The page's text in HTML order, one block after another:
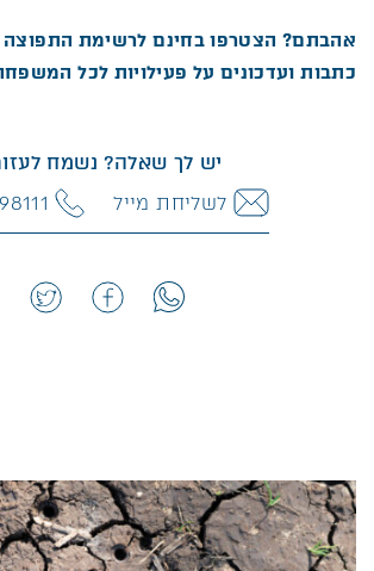
אהבתם? הצטרפו בחינם לרשימת התפוצה
כתבות ועדכונים על פעילויות לכל
יש לך שאלה? נשמח
לשליחת מייל